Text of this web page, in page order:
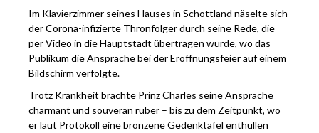
Im Klavierzimmer seines Hauses in Schottland näselte sich
der Corona-infizierte Thronfolger durch seine Rede, die
per Video in die Hauptstadt übertragen wurde, wo das
Publikum die Ansprache bei der Eröffnungsfeier auf einem
Bildschirm verfolgte.
Trotz Krankheit brachte Prinz Charles seine Ansprache
charmant und souverän rüber – bis zu dem Zeitpunkt, wo
er laut Protokoll eine bronzene Gedenktafel enthüllen